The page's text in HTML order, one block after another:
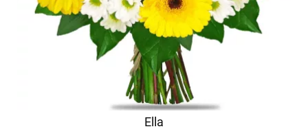
Ella